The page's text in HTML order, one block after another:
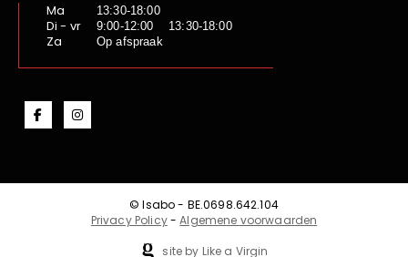
Ma
13:30-18:00
Di - vr 9:00-12:00 13:30-18:00
Za Op afspraak
© Isabo - BE.0698.642.104
Privacy Policy-Algemene voorwaarden
site by Like a Virgin